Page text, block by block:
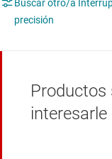
Buscar otro/a
precisión
Productos
interesarle